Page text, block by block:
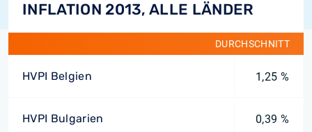
INFLATION 2013, ALLE LÄNDER
DURCHSCHNITT
HVPI Belgien 1,25 %
HVPI Bulgarien 0,39 %